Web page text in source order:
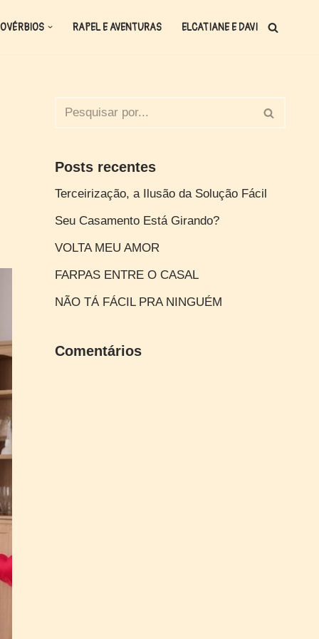
RAPEL E AVENTURAS ELCATIANE E DAVI
Posts recentes
Terceirização, a Ilusão da Solução Fácil
Seu Casamento Está Girando?
VOLTA MEU AMOR
FARPAS ENTRE O CASAL
NÃO TÁ FÁCIL PRA NINGUÉM
Comentários